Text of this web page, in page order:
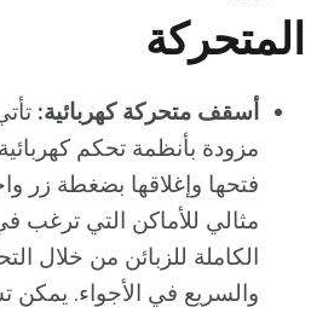
المتحركة
أسقف متحركة كهربائية:
مزودة بأنظمة تحكم
فتحها وإغلاقها بضغطة زر
مثالي للأماكن التي ترغب
الكاملة للزبائن من خلال
والسريع في الأجواء. يمكن